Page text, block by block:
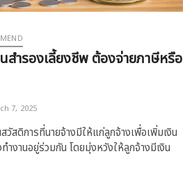
สำรองเลี้ยงชีพ ต้องจ่ายภาษีหรือ
7, 2025
วัสดิการที่นายจ้างมีให้แก่ลูกจ้างเพื่อเพิ่มเงิน
ำงานอยู่ร่วมกัน โดยมุ่งหวังให้ลูกจ้างมีเงิน